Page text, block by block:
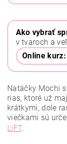
Ako vybrať
v tvaroch a
Online
Natáčky Mochi
rias, ktoré už
krátkymi, dole
viečkami sú
LIFT.